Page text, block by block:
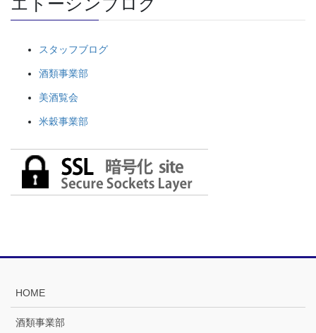
エトーシンブログ
スタッフブログ
酒類事業部
美酒覧会
米穀事業部
HOME
酒類事業部